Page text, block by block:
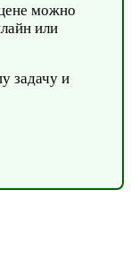
можно
или
задачу и